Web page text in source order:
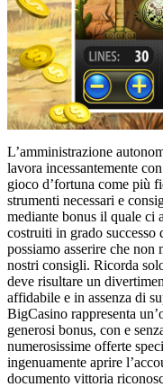
L’amministrazione
lavora incessantemente
gioco d’fortuna come più
strumenti necessari e
mediante bonus il quale ci
costruiti in grado
possiamo asserire che
nostri consigli. Ricorda
deve risultare un
affidabile e in assenza di
BigCasino rappresenta
generosi bonus, con e
numerosissime offerte
ingenuamente aprire
documento vittoria